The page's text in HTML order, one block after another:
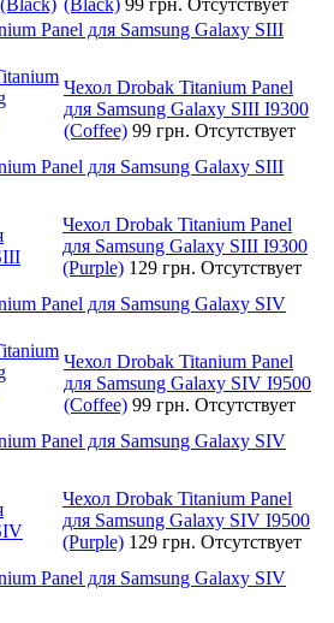
Panel для Samsung Galaxy SIII
Чехол Drobak Titanium Panel
для Samsung Galaxy SIII I9300
(Coffee) 99 грн. Отсутствует
Panel для Samsung Galaxy SIII
Чехол Drobak Titanium Panel
для Samsung Galaxy SIII I9300
(Purple) 129 грн. Отсутствует
Panel для Samsung Galaxy SIV
Чехол Drobak Titanium Panel
для Samsung Galaxy SIV I9500
(Coffee) 99 грн. Отсутствует
Panel для Samsung Galaxy SIV
Чехол Drobak Titanium Panel
для Samsung Galaxy SIV I9500
(Purple) 129 грн. Отсутствует
Panel для Samsung Galaxy SIV